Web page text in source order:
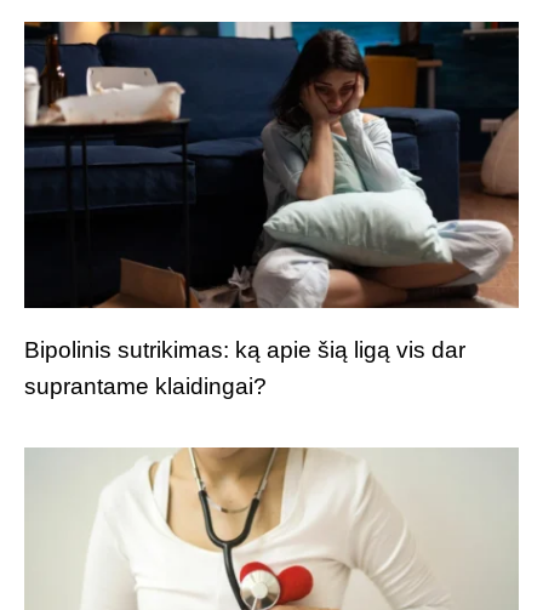
Bipolinis sutrikimas: ką apie šią ligą vis dar
suprantame klaidingai?